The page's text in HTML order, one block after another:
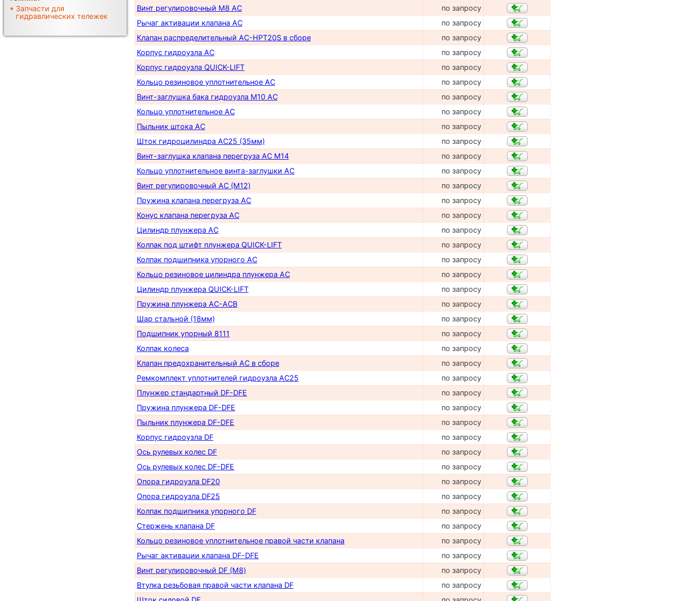
Винт регулировочный М8 AC
по запросу
Рычаг активации клапана AC
по запросу
Клапан распределительный AC-HPT20S в сборе
по запросу
Корпус гидроузла AC
по запросу
Корпус гидроузла QUICK-LIFT
по запросу
Кольцо резиновое уплотнительное AC
по запросу
Винт-заглушка бака гидроузла М10 AC
по запросу
Кольцо уплотнительное AC
по запросу
Пыльник штока AС
по запросу
Шток гидроцилиндра AC25 (35мм)
по запросу
Винт-заглушка клапана перегруза AC М14
по запросу
Кольцо уплотнительное винта-заглушки AC
по запросу
Винт регулировочный AC (М12)
по запросу
Пружина клапана перегруза AC
по запросу
Конус клапана перегруза AC
по запросу
Цилиндр плунжера AC
по запросу
Колпак под штифт плунжера QUICK-LIFT
по запросу
Колпак подшипника упорного AC
по запросу
Кольцо резиновое цилиндра плунжера AC
по запросу
Цилиндр плунжера QUICK-LIFT
по запросу
Пружина плунжера AC-ACB
по запросу
Шар стальной (18мм)
по запросу
Подшипник упорный 8111
по запросу
Колпак колеса
по запросу
Клапан предохранительный AC в сборе
по запросу
Ремкомплект уплотнителей гидроузла AC25
по запросу
Плунжер стандартный DF-DFE
по запросу
Пружина плунжера DF-DFE
по запросу
Пыльник плунжера DF-DFE
по запросу
Корпус гидроузла DF
по запросу
Ось рулевых колес DF
по запросу
Ось рулевых колес DF-DFE
по запросу
Опора гидроузла DF20
по запросу
Опора гидроузла DF25
по запросу
Колпак подшипника упорного DF
по запросу
Стержень клапана DF
по запросу
Кольцо резиновое уплотнительное правой части клапана
по запросу
Рычаг активации клапана DF-DFE
по запросу
Винт регулировочный DF (М8)
по запросу
Втулка резьбовая правой части клапана DF
по запросу
Запчасти для
гидравлических тележек